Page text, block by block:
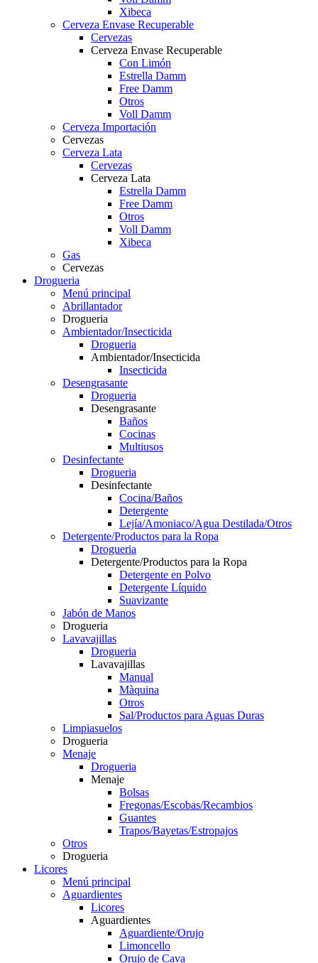
Xibeca
Cerveza Envase Recuperable
Cervezas
Cerveza Envase Recuperable
Con Limón
Estrella Damm
Free Damm
Otros
Voll Damm
Cerveza Importación
Cervezas
Cerveza Lata
Cervezas
Cerveza Lata
Estrella Damm
Free Damm
Otros
Voll Damm
Xibeca
Gas
Cervezas
Drogueria
Menú principal
Abrillantador
Drogueria
Ambientador/Insecticida
Drogueria
Ambientador/Insecticida
Insecticida
Desengrasante
Drogueria
Desengrasante
Baños
Cocinas
Multiusos
Desinfectante
Drogueria
Desinfectante
Cocina/Baños
Detergente
Lejía/Amoniaco/Agua Destilada/Otros
Detergente/Productos para la Ropa
Drogueria
Detergente/Productos para la Ropa
Detergente en Polvo
Detergente Líquido
Suavizante
Jabón de Manos
Drogueria
Lavavajillas
Drogueria
Lavavajillas
Manual
Màquina
Otros
Sal/Productos para Aguas Duras
Limpiasuelos
Drogueria
Menaje
Drogueria
Menaje
Bolsas
Fregonas/Escobas/Recambios
Guantes
Trapos/Bayetas/Estropajos
Otros
Drogueria
Licores
Menú principal
Aguardientes
Licores
Aguardientes
Aguardiente/Orujo
Limoncello
Orujo de Cava